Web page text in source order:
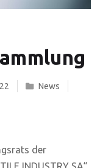
News
der